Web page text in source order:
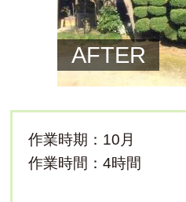
AFTER
作業時期：10月
作業時間：4時間